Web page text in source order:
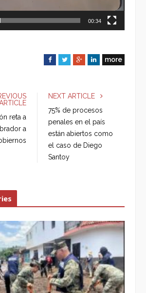
00:34
F
e
o
o
k
T
r
G
g
+
L
I
n
more
reta a
a
NEXT ARTICLE
75% de procesos
penales en el país
están abiertos como
el caso de Diego
Santoy